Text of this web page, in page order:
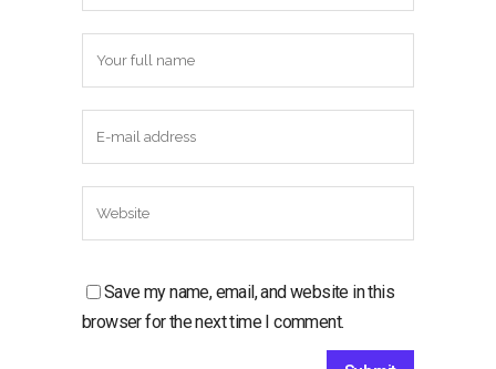
Save my name, email, and website in this
browser for the next time I comment.